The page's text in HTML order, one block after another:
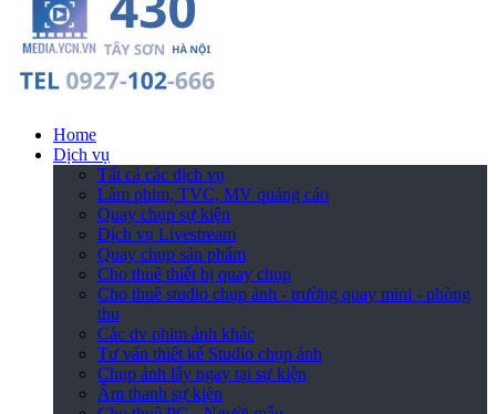
Home
Dịch vụ
Tất cả các dịch vụ
Làm phim, TVC, MV quảng cáo
Quay chụp sự kiện
Dịch vụ Livestream
Quay chụp sản phẩm
Cho thuê thiết bị quay chụp
Cho thuê studio chụp ảnh - trường quay mini - phòng
thu
Các dv phim ảnh khác
Tư vấn thiết kế Studio chụp ảnh
Chụp ảnh lấy ngay tại sự kiện
Âm thanh sự kiện